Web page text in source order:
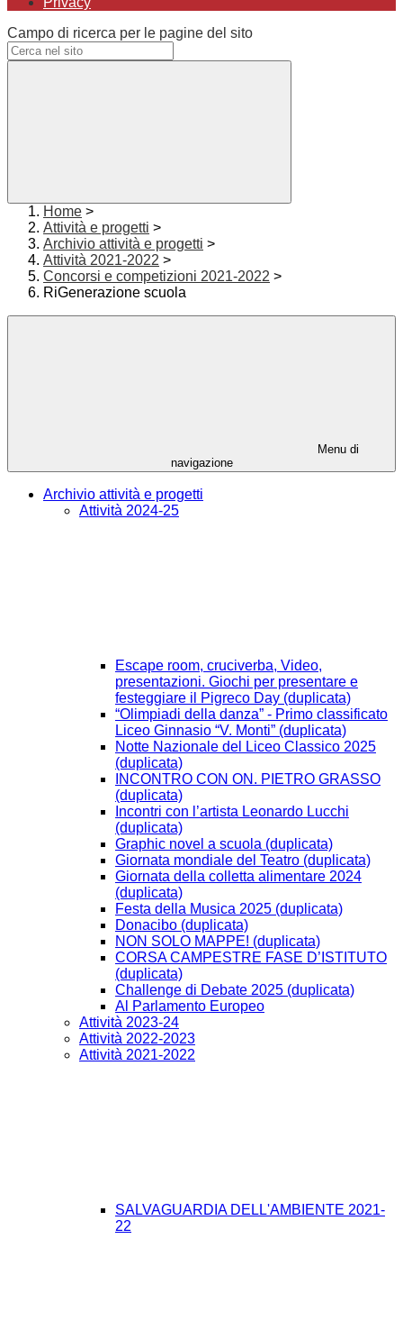
Campo di ricerca per le pagine del sito
Home >
Attività e progetti >
Archivio attività e progetti >
Attività 2021-2022 >
Concorsi e competizioni 2021-2022 >
RiGenerazione scuola
Menu di
navigazione
Archivio attività e progetti
Attività 2024-25
Escape room, cruciverba, Video,
presentazioni. Giochi per presentare e
festeggiare il Pigreco Day (duplicata)
“Olimpiadi della danza” - Primo classificato
Liceo Ginnasio “V. Monti” (duplicata)
Notte Nazionale del Liceo Classico 2025
(duplicata)
INCONTRO CON ON. PIETRO GRASSO
(duplicata)
Incontri con l’artista Leonardo Lucchi
(duplicata)
Graphic novel a scuola (duplicata)
Giornata mondiale del Teatro (duplicata)
Giornata della colletta alimentare 2024
(duplicata)
Festa della Musica 2025 (duplicata)
Donacibo (duplicata)
NON SOLO MAPPE! (duplicata)
CORSA CAMPESTRE FASE D’ISTITUTO
(duplicata)
Challenge di Debate 2025 (duplicata)
Al Parlamento Europeo
Attività 2023-24
Attività 2022-2023
Attività 2021-2022
SALVAGUARDIA DELL'AMBIENTE 2021-
22